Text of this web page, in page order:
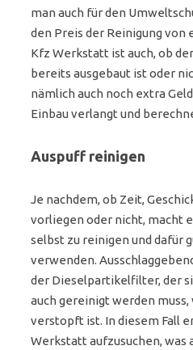
man auch für den
den Preis der Reinigung
Kfz Werkstatt ist auch, ob
bereits ausgebaut ist oder
nämlich auch noch extra
Einbau verlangt und
Auspuff reinigen
Je nachdem, ob Zeit,
vorliegen oder nicht, macht
selbst zu reinigen und dafür
verwenden.
der Dieselpartikelfilter, der
auch gereinigt werden
verstopft ist. In diesem Fall
Werkstatt aufzusuchen, was